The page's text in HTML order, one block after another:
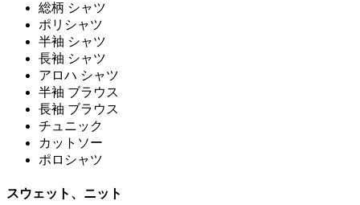
総柄 シャツ
ポリシャツ
半袖 シャツ
長袖 シャツ
アロハ シャツ
半袖 ブラウス
長袖 ブラウス
チュニック
カットソー
ポロシャツ
スウェット、ニット